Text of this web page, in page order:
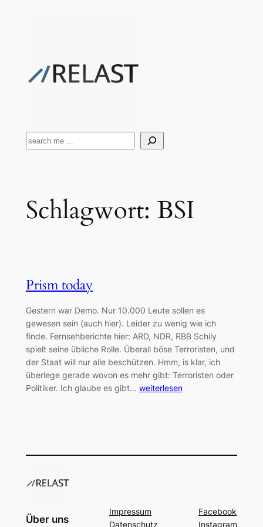
Suchen
Schlagwort: BSI
Prism today
Gestern war Demo. Nur 10.000 Leute sollen es
gewesen sein (auch hier). Leider zu wenig wie ich
finde. Fernsehberichte hier: ARD, NDR, RBB Schily
spielt seine übliche Rolle. Überall böse Terroristen, und
der Staat will nur alle beschützen. Hmm, is klar, ich
überlege gerade wovon es mehr gibt: Terroristen oder
Politiker. Ich glaube es gibt… weiterlesen
Über uns
Impressum
Datenschutz
Facebook
Instagram